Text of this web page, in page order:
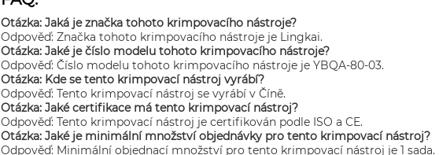
Otázka: Jaká je značka tohoto krimpovacího nástroje?
Odpověď: Značka tohoto krimpovacího nástroje je Lingkai.
Otázka: Jaké je číslo modelu tohoto krimpovacího nástroje?
Odpověď: Číslo modelu tohoto krimpovacího nástroje je YBQA-80-03.
Otázka: Kde se tento krimpovací nástroj vyrábí?
Odpověď: Tento krimpovací nástroj se vyrábí v Číně.
Otázka: Jaké certifikace má tento krimpovací nástroj?
Odpověď: Tento krimpovací nástroj je certifikován podle ISO a CE.
Otázka: Jaké je minimální množství objednávky pro tento krimpovací nástroj?
Odpověď: Minimální objednací množství pro tento krimpovací nástroj je 1 sada.